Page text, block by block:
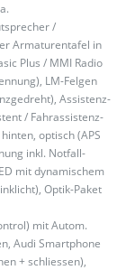
/
Armaturentafel in
Plus / MMI Radio
LM-Felgen
Assistenz-
/ Fahrassistenz-
optisch (APS
inkl. Notfall-
mit dynamischem
Optik-Paket
mit Autom.
Audi Smartphone
+ schliessen),